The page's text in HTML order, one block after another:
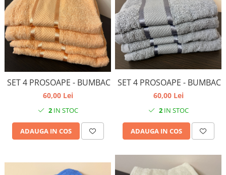
SET 4 PROSOAPE - BUMBAC
60,00 Lei
2IN STOC
ADAUGA IN COS
SET 4 PROSOAPE - BUMBAC
60,00 Lei
2IN STOC
ADAUGA IN COS